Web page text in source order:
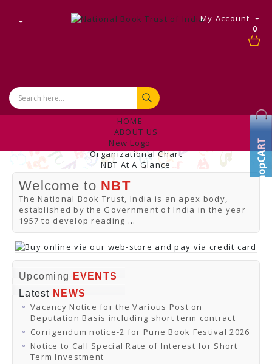
0
My Account
HOME
ABOUT US
New Logo
Organizational Chart
NBT At A Glance
Internal Complaint's Committee
Introduction
Management
NBT Offices & Book Promotion Centre
ANNUAL REPORT
Manpower Profile
Employee Directory
BUY
Tracking Your Order
Online Orders
Download Catalogues
Buy Online
Distributors and Agents
CONTACT US
Welcome to NBT
The National Book Trust, India is an apex body,
established by the Government of India in the year
1957 to develop reading ...
Upcoming
EVENTS
Latest NEWS
Vacancy Notice for the Various Post on
Deputation Basis including short term contract
Corrigendum notice-2 for Pune Book Festival 2026
Notice to Call Special Rate of Interest for Short
Term Investment